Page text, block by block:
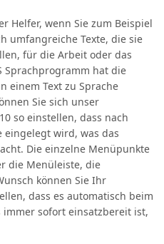
Helfer, wenn Sie zum Beispiel
umfangreiche Texte, die sie
für die Arbeit oder das
Sprachprogramm hat die
einem Text zu Sprache
Sie sich unser
so einstellen, dass nach
eingelegt wird, was das
Die einzelne Menüpunkte
die Menüleiste, die
können Sie Ihr
dass es automatisch beim
immer sofort einsatzbereit ist,